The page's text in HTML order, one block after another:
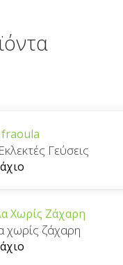
Γεύσεις
ζάχαρη